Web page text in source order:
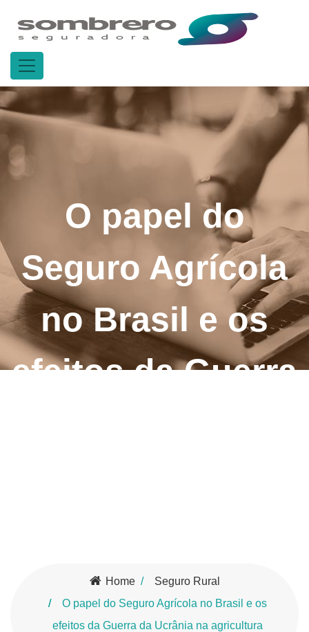
O papel do
Seguro Agrícola
no Brasil e os
efeitos da Guerra
Home
Seguro Rural
O papel do Seguro Agrícola no Brasil e os
efeitos da Guerra da Ucrânia na agricultura